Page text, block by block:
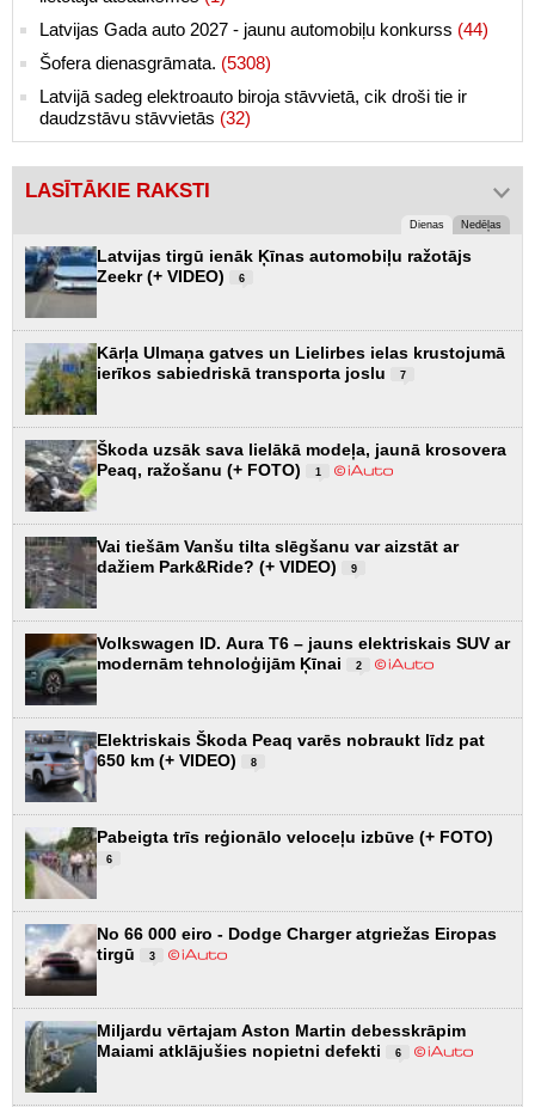
Latvijas Gada auto 2027 - jaunu automobiļu konkurss (44)
Šofera dienasgrāmata. (5308)
Latvijā sadeg elektroauto biroja stāvvietā, cik droši tie ir
daudzstāvu stāvvietās (32)
LASĪTĀKIE RAKSTI
Dienas Nedēļas
Latvijas tirgū ienāk Ķīnas automobiļu ražotājs
Zeekr (+ VIDEO)
6
Kārļa Ulmaņa gatves un Lielirbes ielas krustojumā
ierīkos sabiedriskā transporta joslu
7
Škoda uzsāk sava lielākā modeļa, jaunā krosovera
Peaq, ražošanu (+ FOTO)
1
Vai tiešām Vanšu tilta slēgšanu var aizstāt ar
dažiem Park&Ride? (+ VIDEO)
9
Volkswagen ID. Aura T6 – jauns elektriskais SUV ar
modernām tehnoloģijām Ķīnai
2
Elektriskais Škoda Peaq varēs nobraukt līdz pat
650 km (+ VIDEO)
8
Pabeigta trīs reģionālo veloceļu izbūve (+ FOTO)
6
No 66 000 eiro - Dodge Charger atgriežas Eiropas
tirgū
3
Miljardu vērtajam Aston Martin debesskrāpim
Maiami atklājušies nopietni defekti
6